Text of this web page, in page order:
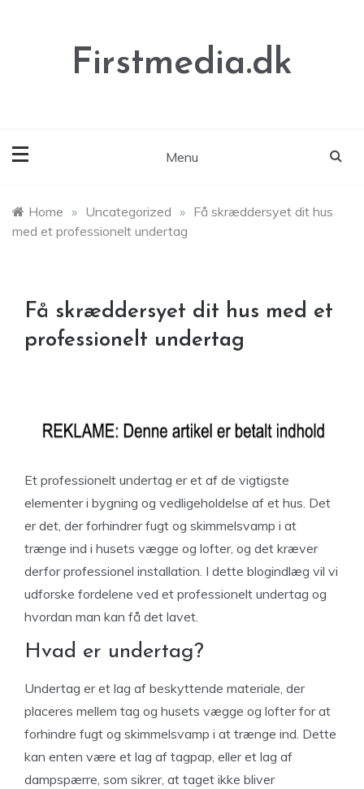
Firstmedia.dk
Menu
Home » Uncategorized » Få skræddersyet dit hus
med et professionelt undertag
Få skræddersyet dit hus med et
professionelt undertag
Et professionelt undertag er et af de vigtigste
elementer i bygning og vedligeholdelse af et hus. Det
er det, der forhindrer fugt og skimmelsvamp i at
trænge ind i husets vægge og lofter, og det kræver
derfor professionel installation. I dette blogindlæg vil vi
udforske fordelene ved et professionelt undertag og
hvordan man kan få det lavet.
Hvad er undertag?
Undertag er et lag af beskyttende materiale, der
placeres mellem tag og husets vægge og lofter for at
forhindre fugt og skimmelsvamp i at trænge ind. Dette
kan enten være et lag af tagpap, eller et lag af
dampspærre, som sikrer, at taget ikke bliver